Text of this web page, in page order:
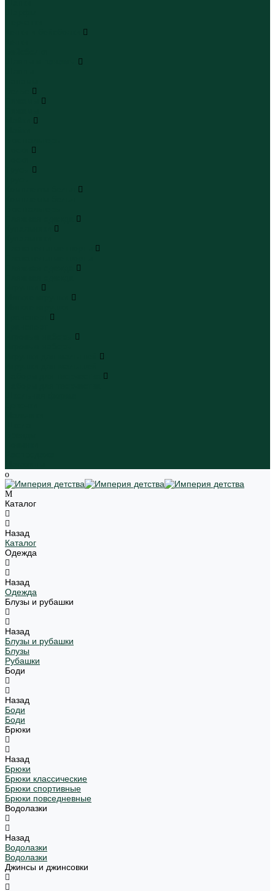
Каталог
Назад
Каталог
Одежда
Назад
Одежда
Блузы и рубашки
Назад
Блузы и рубашки
Блузы
Рубашки
Боди
Назад
Боди
Боди
Брюки
Назад
Брюки
Брюки классические
Брюки спортивные
Брюки повседневные
Водолазки
Назад
Водолазки
Водолазки
Джинсы и джинсовки